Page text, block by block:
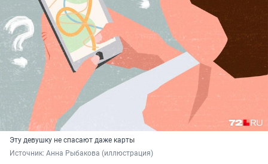
Эту девушку не спасают даже карты
Источник: Анна Рыбакова (иллюстрация)